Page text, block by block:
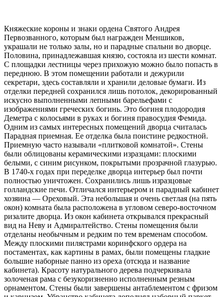
Княжеские короны и знаки ордена Святого Андрея
Первозванного, которым был награжден Меншиков,
украшали не только залы, но и парадные спальни во дворце.
Половина, принадлежавшая князю, состояла из шести комнат.
С площадки лестницы через прихожую можно было попасть в
переднюю. В этом помещении работали и дежурили
секретари, здесь составляли и хранили деловые бумаги. Из
отделки передней сохранился лишь потолок, декорированный
искусно выполненными лепными барельефами с
изображениями греческих богинь. Это богиня плодородия
Деметра с колосьями в руках и богиня правосудия Фемида.
Одним из самых интересных помещений дворца считалась
Парадная приемная. Ее отделка была поистине редкостной.
Приемную часто называли «плитковой комнатой». Стены
были облицованы керамическими изразцами: плоскими
белыми, с синим рисунком, покрытыми прозрачной глазурью.
В 1740-х годах при переделке дворца интерьер был почти
полностью уничтожен. Сохранились лишь изразцовые
голландские печи. Отличался интерьером и парадный кабинет
хозяина — Ореховый. Эта небольшая и очень светлая (на пять
окон) комната была расположена в угловом северо-восточном
ризалите дворца. Из окон кабинета открывался прекрасный
вид на Неву и Адмиралтейство. Стены помещения были
отделаны необычным и редким по тем временам способом.
Между плоскими пилястрами коринфского ордера на
постаментах, как картины в рамах, были помещены гладкие
большие наборные панно из ореха (отсюда и название
кабинета). Красоту натурального дерева подчеркивала
золоченая рама с безукоризненно исполненным резным
орнаментом. Стены были завершены антаблементом с фризом